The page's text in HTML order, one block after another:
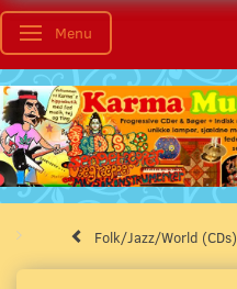
Toggle navigation
Menu
Folk/Jazz/World (CDs)